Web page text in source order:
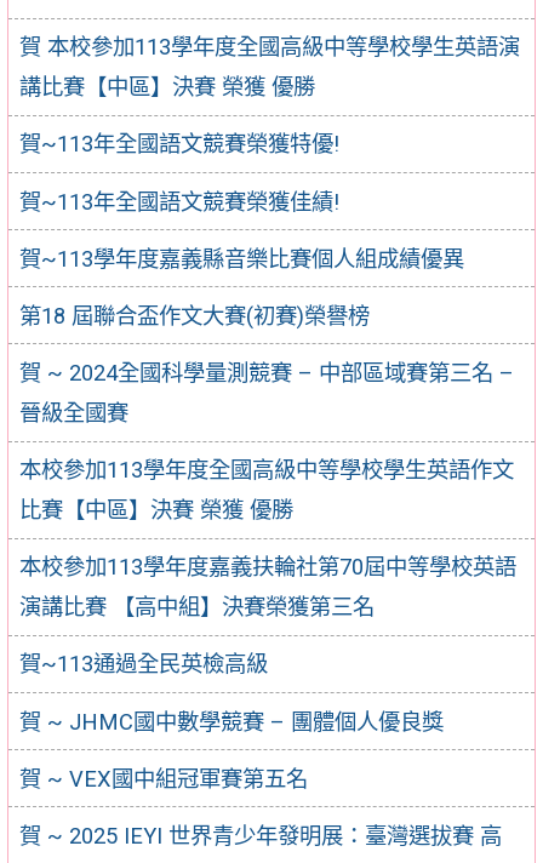
賀 本校參加113學年度全國高級中等學校學生英語演
講比賽【中區】決賽 榮獲 優勝
賀~113年全國語文競賽榮獲特優!
賀~113年全國語文競賽榮獲佳績!
賀~113學年度嘉義縣音樂比賽個人組成績優異
第18 屆聯合盃作文大賽(初賽)榮譽榜
賀 ~ 2024全國科學量測競賽 – 中部區域賽第三名 –
晉級全國賽
本校參加113學年度全國高級中等學校學生英語作文
比賽【中區】決賽 榮獲 優勝
本校參加113學年度嘉義扶輪社第70屆中等學校英語
演講比賽 【高中組】決賽榮獲第三名
賀~113通過全民英檢高級
賀 ~ JHMC國中數學競賽 – 團體個人優良獎
賀 ~ VEX國中組冠軍賽第五名
賀 ~ 2025 IEYI 世界青少年發明展：臺灣選拔賽 高